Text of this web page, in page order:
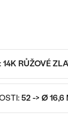
DIAMANT
14K RŮŽOVÉ
52 -> Ø 16,6